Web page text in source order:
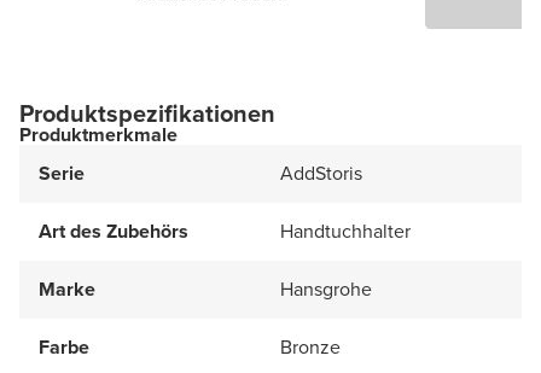
Produktspezifikationen
Produktmerkmale
Serie
AddStoris
Art des Zubehörs Handtuchhalter
Marke Hansgrohe
Farbe Bronze